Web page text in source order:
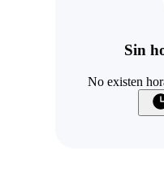
Sin
No existen